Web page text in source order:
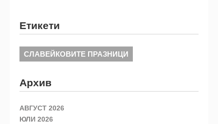
Етикети
СЛАВЕЙКОВИТЕ ПРАЗНИЦИ
Архив
АВГУСТ 2026
ЮЛИ 2026